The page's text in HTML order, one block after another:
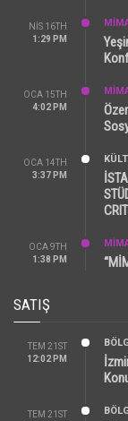
NIS 16TH
1:29 PM
OCA 15TH
4:02 PM
OCA 14TH
3:37 PM
OCA 9TH
1:38 PM
SATIŞ
TEM 21ST
12:02 PM
TEM 21ST